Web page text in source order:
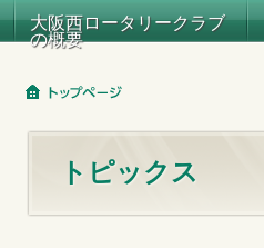
大阪西ロータリークラブ
の概要
トピックス